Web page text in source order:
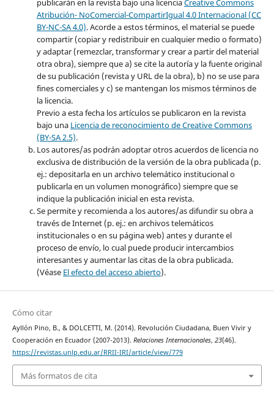
publicarán en la revista bajo una licenciaCreative Commons
Atribución- NoComercial-CompartirIgual 4.0 Internacional (CC
BY-NC-SA 4.0). Acorde a estos términos, el material se puede
compartir (copiar y redistribuir en cualquier medio o formato)
y adaptar (remezclar, transformar y crear a partir del material
otra obra), siempre que a) se cite la autoría y la fuente original
de su publicación (revista y URL de la obra), b) no se use para
fines comerciales y c) se mantengan los mismos términos de
la licencia.
Previo a esta fecha los artículos se publicaron en la revista
bajo una Licencia de reconocimiento de Creative Commons
(BY-SA 2.5).
Los autores/as podrán adoptar otros acuerdos de licencia no
exclusiva de distribución de la versión de la obra publicada (p.
ej.: depositarla en un archivo telemático institucional o
publicarla en un volumen monográfico) siempre que se
indique la publicación inicial en esta revista.
Se permite y recomienda a los autores/as difundir su obra a
través de Internet (p. ej.: en archivos telemáticos
institucionales o en su página web) antes y durante el
proceso de envío, lo cual puede producir intercambios
interesantes y aumentar las citas de la obra publicada.
(Véase El efecto del acceso abierto).
Cómo citar
Ayllón Pino, B., & DOLCETTI, M. (2014). Revolución Ciudadana, Buen Vivir y
Cooperación en Ecuador (2007-2013). Relaciones Internacionales, 23(46).
https://revistas.unlp.edu.ar/RRII-IRI/article/view/779
Más formatos de cita